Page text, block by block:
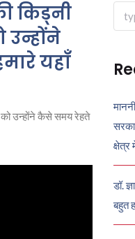
किड्नी
उन्होंने
यहाँ
को उन्होंने कैसे समय रेहते
for:
क्षेत्र
डॉ.
बहुत